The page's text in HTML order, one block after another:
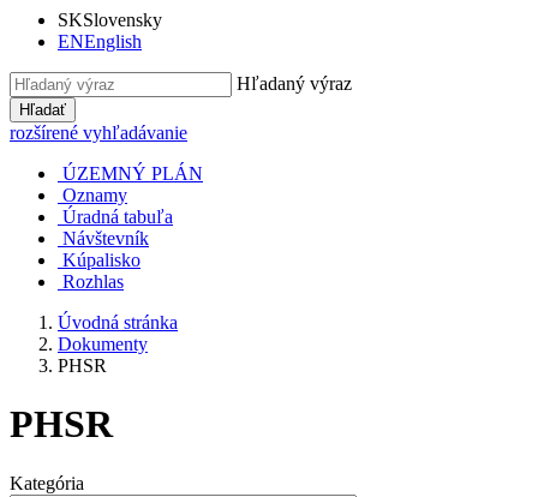
SKSlovensky
ENEnglish
Hľadaný výraz
Hľadať
rozšírené vyhľadávanie
ÚZEMNÝ PLÁN
Oznamy
Úradná tabuľa
Návštevník
Kúpalisko
Rozhlas
Úvodná stránka
Dokumenty
PHSR
PHSR
Kategória